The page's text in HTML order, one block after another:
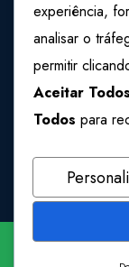
experiência,
analisar o
permitir
Aceitar Todos
Todos para